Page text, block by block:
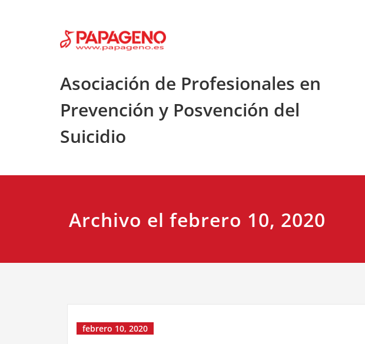
Asociación de Profesionales en
Prevención y Posvención del
Suicidio
Archivo el febrero 10, 2020
febrero 10, 2020